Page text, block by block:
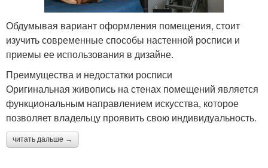
Обдумывая вариант оформления помещения, стоит
изучить современные способы настенной росписи и
приемы ее использования в дизайне.
Преимущества и недостатки росписи
Оригинальная живопись на стенах помещений является
функциональным направлением искусства, которое
позволяет владельцу проявить свою индивидуальность.
читать дальше →